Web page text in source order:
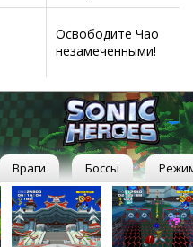
Освободите Чао
незамеченными!
Враги Боссы